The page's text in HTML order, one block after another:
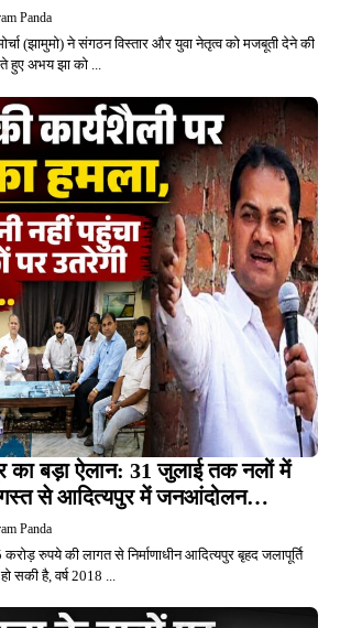
Panda
(झामुमो) ने संगठन विस्तार और युवा नेतृत्व को मजबूती देने की
हुए अभय झा को ...
का बड़ा ऐलान: 31 जुलाई तक नलों में
से आदित्यपुर में जनआंदोलन…
Panda
रुपये की लागत से निर्माणाधीन आदित्यपुर बृहद जलापूर्ति
सकी है, वर्ष 2018 ...